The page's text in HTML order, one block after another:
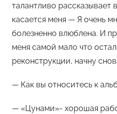
талантливо рассказывает
касается меня — Я очень
болезненно влюблена. И
меня самой мало что
реконструкции, начну
— Как вы относитесь к
— «Цунами»- хорошая